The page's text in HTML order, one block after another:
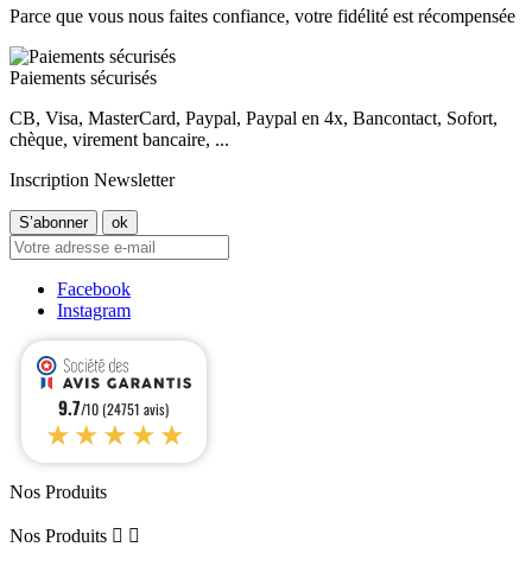
Parce que vous nous faites confiance, votre fidélité est récompensée
Paiements sécurisés
CB, Visa, MasterCard, Paypal, Paypal en 4x, Bancontact, Sofort,
chèque, virement bancaire, ...
Inscription Newsletter
Facebook
Instagram
9.7/10 (24751 avis)
★★★★★
Nos Produits
Nos Produits  